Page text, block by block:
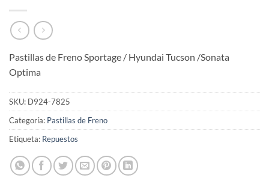
Pastillas de Freno Sportage / Hyundai Tucson /Sonata
Optima
SKU: D924-7825
Categoría: Pastillas de Freno
Etiqueta: Repuestos